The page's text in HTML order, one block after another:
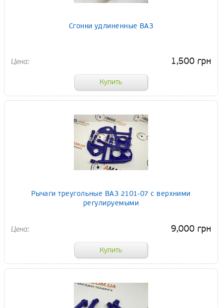
Сгонки удлиненные ВАЗ
1,500 грн
Рычаги треугольные ВАЗ 2101-07 с верхними
регулируемыми
9,000 грн